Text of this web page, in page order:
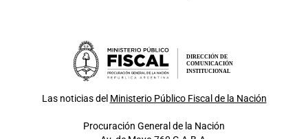
DIRECCIÓN DE
COMUNICACIÓN
INSTITUCIONAL
Las noticias del Ministerio Público Fiscal de la Nación
Procuración General de la Nación